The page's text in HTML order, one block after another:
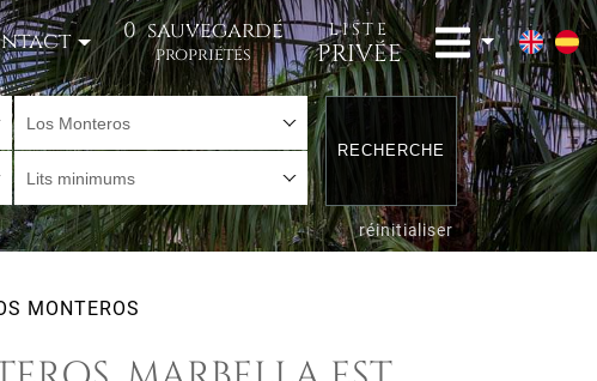
0 sauvegardé
propriétés
LISTE
PRIVÉE
Los Monteros
Lits minimums
RECHERCHE
réinitialiser
MONTEROS